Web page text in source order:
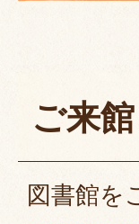
ご来
図書館を